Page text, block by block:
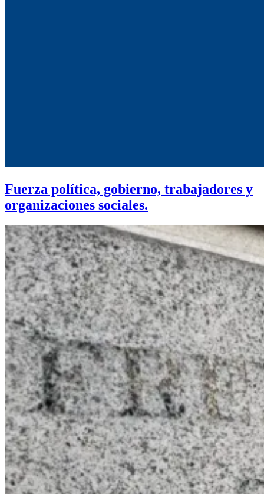
Fuerza política, gobierno, trabajadores y
organizaciones sociales.